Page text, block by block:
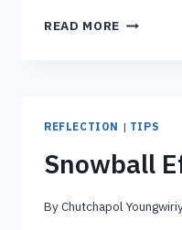
READ MORE IF
YOU
WILL
HIT
IT
TIME
REFLECTION | TIPS
Snowball
ByChutchapol